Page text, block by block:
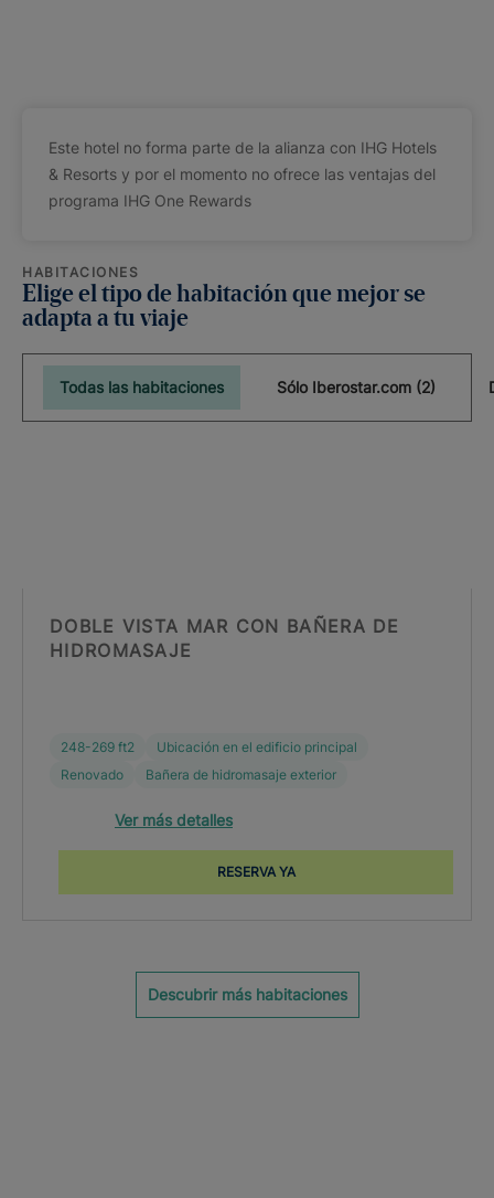
Este hotel no forma parte de la alianza con IHG Hotels
& Resorts y por el momento no ofrece las ventajas del
programa IHG One Rewards
HABITACIONES
Elige el tipo de habitación que mejor se
adapta a tu viaje
Todas las habitaciones Sólo Iberostar.com (2)
DOBLE VISTA MAR CON BAÑERA DE
HIDROMASAJE
248-269 ft2
Ubicación en el edificio principal
Renovado
Bañera de hidromasaje exterior
Ver más detalles
RESERVA YA
Descubrir más habitaciones